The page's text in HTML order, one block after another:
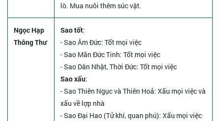
lò. Mua nuôi thêm súc vật.
Ngọc Hạp
Thông Thư
Sao tốt:
- Sao Âm Đức: Tốt mọi việc
- Sao Mãn Đức Tinh: Tốt mọi việc
- Sao Dân Nhật, Thời Đức: Tốt mọi việc
Sao xấu:
- Sao Thiên Ngục và Thiên Hoả: Xấu mọi việc và
xấu về lợp nhà
- Sao Đại Hao (Tử khí, quan phú): Xấu mọi việc